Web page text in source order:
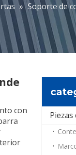
» Soporte de
con